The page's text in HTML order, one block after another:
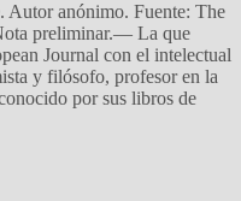
anónimo. Fuente: The
preliminar.— La que
Journal con el intelectual
y filósofo, profesor en la
por sus libros de